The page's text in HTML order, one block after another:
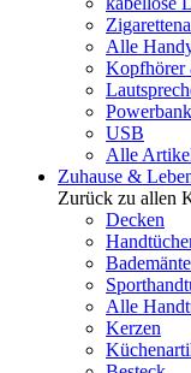
Alle
Kopfhörer
USB
Alle
Zuhause &
Zurück zu allen
Decken
Alle
Kerzen